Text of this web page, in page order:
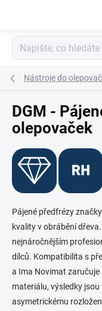
Nástroje do
DGM -
olepovaček
Pájené předfrézy
kvality v obrábění
nejnáročnějším
dílců. Kompatibilita s
a Ima Novimat
materiálu, výsledky
asymetrickému